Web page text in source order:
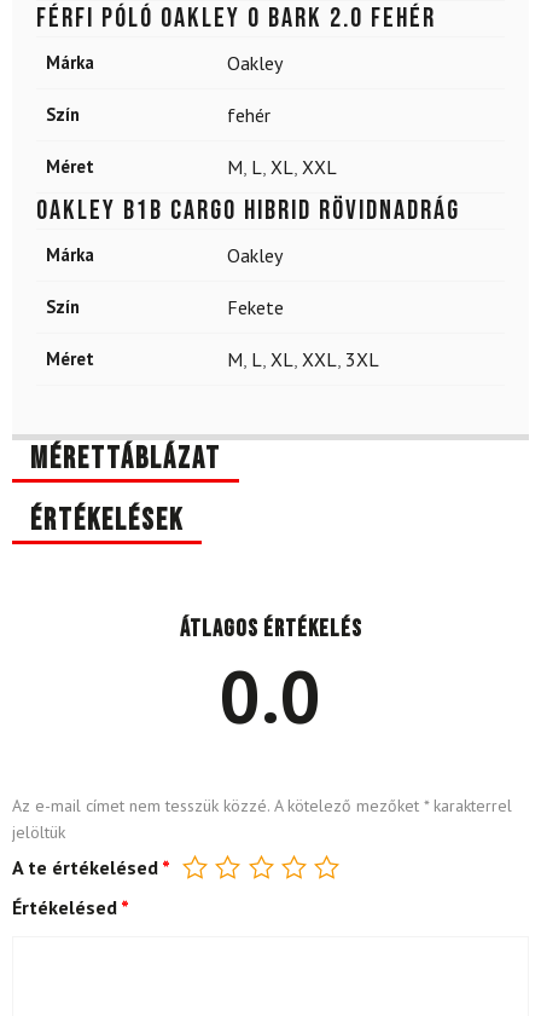
Férfi póló OAKLEY O Bark 2.0 Fehér
Márka Oakley
Szín fehér
Méret M, L, XL, XXL
OAKLEY B1B Cargo hibrid rövidnadrág
Márka Oakley
Szín Fekete
Méret M, L, XL, XXL, 3XL
Mérettáblázat
Értékelések
Átlagos értékelés
0.0
Az e-mail címet nem tesszük közzé. A kötelező mezőket *karakterrel
jelöltük
A te értékelésed *
Értékelésed *